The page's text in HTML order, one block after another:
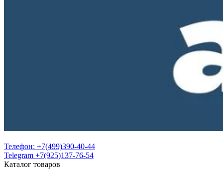
Телефон: +7(499)390-40-44
Telegram +7(925)137-76-54
Каталог товаров